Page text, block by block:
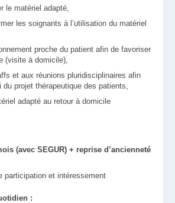
le matériel adapté,
les soignants à l’utilisation du matériel
proche du patient afin de favoriser
(visite à domicile),
et aux réunions pluridisciplinaires afin
du projet thérapeutique des patients,
adapté au retour à domicile
(avec SEGUR) + reprise d’ancienneté
participation et intéressement
: